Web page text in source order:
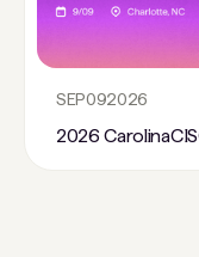
SEP092026
2026